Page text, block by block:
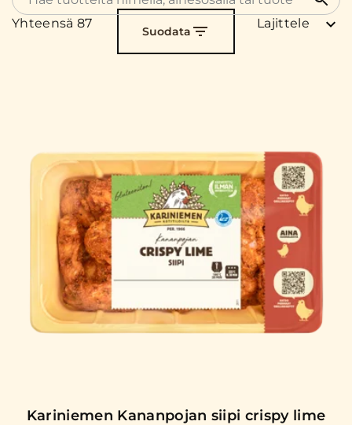
Yhteensä 87 Lajittele
Suodata
Kariniemen Kananpojan siipi crispy lime